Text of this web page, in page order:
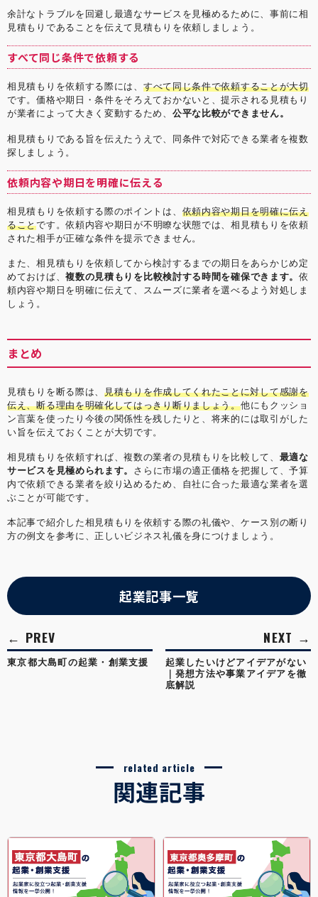
余計なトラブルを回避し最適なサービスを見極めるために、事前に相
見積もりであることを伝えて見積もりを依頼しましょう。
すべて同じ条件で依頼する
相見積もりを依頼する際には、 すべて同じ条件で依頼することが大切
です。価格や期日・条件をそろえておかないと、提示される見積もり
が業者によって大きく変動するため、 公平な比較ができません。
相見積もりである旨を伝えたうえで、同条件で対応できる業者を複数
探しましょう。
依頼内容や期日を明確に伝える
相見積もりを依頼する際のポイントは、 依頼内容や期日を明確に伝え
ることです。依頼内容や期日が不明瞭な状態では、相見積もりを依頼
された相手が正確な条件を提示できません。
また、相見積もりを依頼してから検討するまでの期日をあらかじめ定
めておけば、複数の見積もりを比較検討する時間を確保できます。依
頼内容や期日を明確に伝えて、スムーズに業者を選べるよう対処しま
しょう。
まとめ
見積もりを断る際は、 見積もりを作成してくれたことに対して感謝を
伝え、断る理由を明確化してはっきり断りましょう。他にもクッショ
ン言葉を使ったり今後の関係性を残したりと、将来的には取引がした
い旨を伝えておくことが大切です。
相見積もりを依頼すれば、複数の業者の見積もりを比較して、 最適な
サービスを見極められます。 さらに市場の適正価格を把握して、予算
内で依頼できる業者を絞り込めるため、自社に合った最適な業者を選
ぶことが可能です。
本記事で紹介した相見積もりを依頼する際の礼儀や、ケース別の断り
方の例文を参考に、正しいビジネス礼儀を身につけましょう。
起業記事一覧
東京都大島町の起業・創業支援
起業したいけどアイデアがない
｜発想方法や事業アイデアを徹
底解説
related article
関連記事